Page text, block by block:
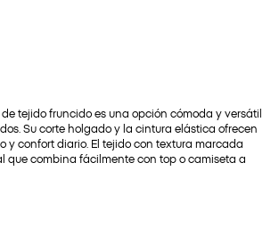
tejido fruncido es una opción cómoda y versátil
Su corte holgado y la cintura elástica ofrecen
y confort diario. El tejido con textura marcada
que combina fácilmente con top o camiseta a